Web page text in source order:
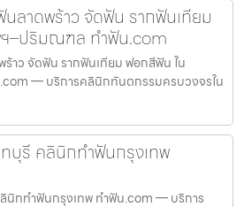
ลาดพร้าว จัดฟัน รากฟันเทียม
–ปริมณฑล ทำฟัน.com
าว จัดฟัน รากฟันเทียม ฟอกสีฟัน ใน
— บริการคลินิกทันตกรรมครบวงจรใน
บุรี คลินิกทำฟันกรุงเทพ
นิกทำฟันกรุงเทพ ทำฟัน.com — บริการ